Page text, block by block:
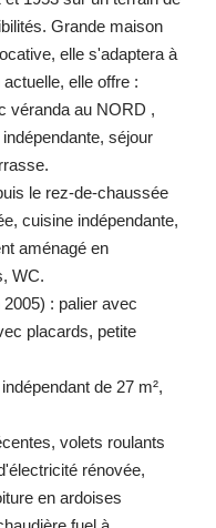
Grande maison
elle s'adaptera à
elle offre :
véranda au NORD ,
séjour
le rez-de-chaussée
cuisine indépendante,
aménagé en
WC.
: palier avec
placards, petite
de 27 m²,
volets roulants
rénovée,
en ardoises